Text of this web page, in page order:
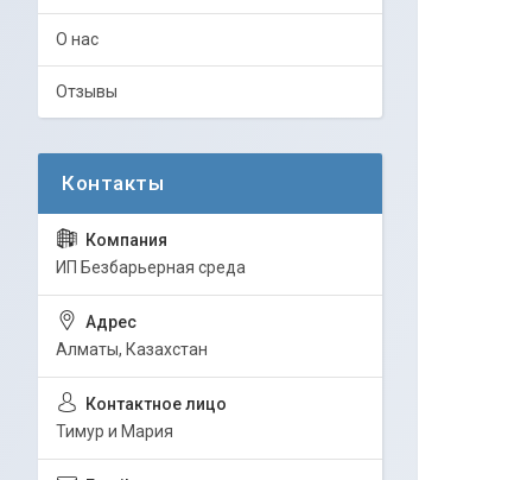
О нас
Отзывы
ИП Безбарьерная среда
Алматы, Казахстан
Тимур и Мария